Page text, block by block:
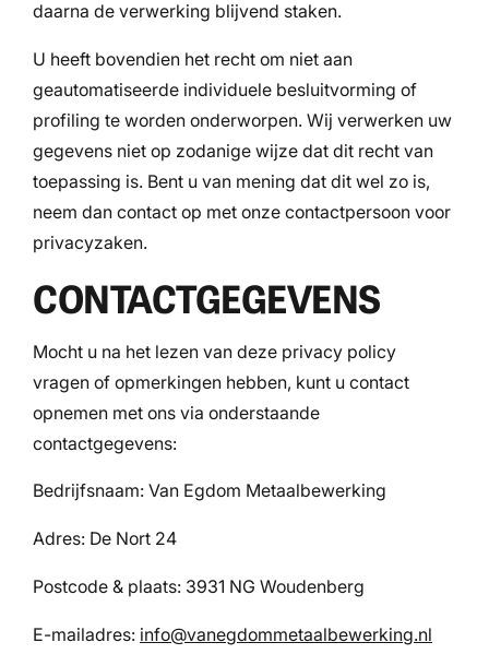
daarna de verwerking blijvend staken.
U heeft bovendien het recht om niet aan
geautomatiseerde individuele besluitvorming of
profiling te worden onderworpen. Wij verwerken uw
gegevens niet op zodanige wijze dat dit recht van
toepassing is. Bent u van mening dat dit wel zo is,
neem dan contact op met onze contactpersoon voor
privacyzaken.
CONTACTGEGEVENS
Mocht u na het lezen van deze privacy policy
vragen of opmerkingen hebben, kunt u contact
opnemen met ons via onderstaande
contactgegevens:
Bedrijfsnaam: Van Egdom Metaalbewerking
Adres: De Nort 24
Postcode & plaats: 3931 NG Woudenberg
E-mailadres: info@vanegdommetaalbewerking.nl